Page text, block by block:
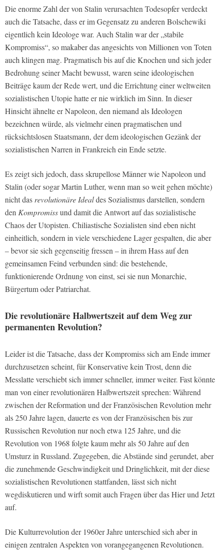
Die enorme Zahl der von Stalin verursachten Todesopfer verdeckt
auch die Tatsache, dass er im Gegensatz zu anderen Bolschewiki
eigentlich kein Ideologe war. Auch Stalin war der „stabile
Kompromiss“, so makaber das angesichts von Millionen von Toten
auch klingen mag. Pragmatisch bis auf die Knochen und sich jeder
Bedrohung seiner Macht bewusst, waren seine ideologischen
Beiträge kaum der Rede wert, und die Errichtung einer weltweiten
sozialistischen Utopie hatte er nie wirklich im Sinn. In dieser
Hinsicht ähnelte er Napoleon, den niemand als Ideologen
bezeichnen würde, als vielmehr einen pragmatischen und
rücksichtslosen Staatsmann, der dem ideologischen Gezänk der
sozialistischen Narren in Frankreich ein Ende setzte.
Es zeigt sich jedoch, dass skrupellose Männer wie Napoleon und
Stalin (oder sogar Martin Luther, wenn man so weit gehen möchte)
nicht das revolutionäre Idealdes Sozialismus darstellen, sondern
den Kompromissund damit die Antwort auf das sozialistische
Chaos der Utopisten. Chiliastische Sozialisten sind eben nicht
einheitlich, sondern in viele verschiedene Lager gespalten, die aber
– bevor sie sich gegenseitig fressen – in ihrem Hass auf den
gemeinsamen Feind verbunden sind: die bestehende,
funktionierende Ordnung von einst, sei sie nun Monarchie,
Bürgertum oder Patriarchat.
Die revolutionäre Halbwertszeit auf dem Weg zur
permanenten Revolution?
Leider ist die Tatsache, dass der Kompromiss sich am Ende immer
durchzusetzen scheint, für Konservative kein Trost, denn die
Messlatte verschiebt sich immer schneller, immer weiter. Fast könnte
man von einer revolutionären Halbwertszeit sprechen: Während
zwischen der Reformation und der Französischen Revolution mehr
als 250 Jahre lagen, dauerte es von der Französischen bis zur
Russischen Revolution nur noch etwa 125 Jahre, und die
Revolution von 1968 folgte kaum mehr als 50 Jahre auf den
Umsturz in Russland. Zugegeben, die Abstände sind gerundet, aber
die zunehmende Geschwindigkeit und Dringlichkeit, mit der diese
sozialistischen Revolutionen stattfanden, lässt sich nicht
wegdiskutieren und wirft somit auch Fragen über das Hier und Jetzt
auf.
Die Kulturrevolution der 1960er Jahre unterschied sich aber in
einigen zentralen Aspekten von vorangegangenen Revolutionen.